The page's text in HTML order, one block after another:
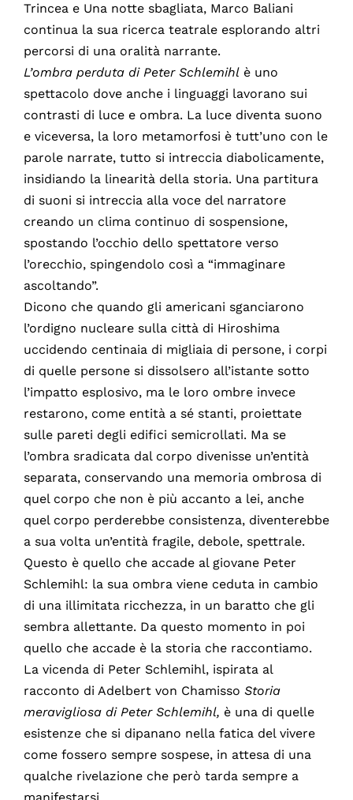
Trincea e Una notte sbagliata, Marco Baliani
continua la sua ricerca teatrale esplorando altri
percorsi di una oralità narrante.
L’ombra perduta di Peter Schlemihlè uno
spettacolo dove anche i linguaggi lavorano sui
contrasti di luce e ombra. La luce diventa suono
e viceversa, la loro metamorfosi è tutt’uno con le
parole narrate, tutto si intreccia diabolicamente,
insidiando la linearità della storia. Una partitura
di suoni si intreccia alla voce del narratore
creando un clima continuo di sospensione,
spostando l’occhio dello spettatore verso
l’orecchio, spingendolo così a “immaginare
ascoltando”.
Dicono che quando gli americani sganciarono
l’ordigno nucleare sulla città di Hiroshima
uccidendo centinaia di migliaia di persone, i corpi
di quelle persone si dissolsero all’istante sotto
l’impatto esplosivo, ma le loro ombre invece
restarono, come entità a sé stanti, proiettate
sulle pareti degli edifici semicrollati. Ma se
l’ombra sradicata dal corpo divenisse un’entità
separata, conservando una memoria ombrosa di
quel corpo che non è più accanto a lei, anche
quel corpo perderebbe consistenza, diventerebbe
a sua volta un’entità fragile, debole, spettrale.
Questo è quello che accade al giovane Peter
Schlemihl: la sua ombra viene ceduta in cambio
di una illimitata ricchezza, in un baratto che gli
sembra allettante. Da questo momento in poi
quello che accade è la storia che raccontiamo.
La vicenda di Peter Schlemihl, ispirata al
racconto di Adelbert von Chamisso Storia
meravigliosa di Peter Schlemihl, è una di quelle
esistenze che si dipanano nella fatica del vivere
come fossero sempre sospese, in attesa di una
qualche rivelazione che però tarda sempre a